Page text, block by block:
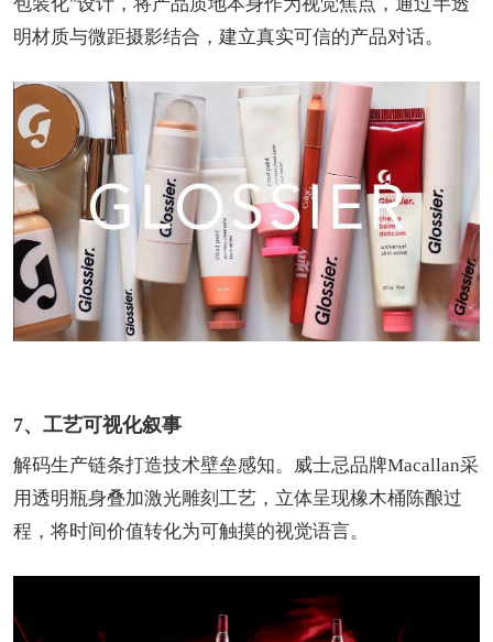
包装化"设计，将产品质地本身作为视觉焦点，通过半透
明材质与微距摄影结合，建立真实可信的产品对话。
7、工艺可视化叙事
解码生产链条打造技术壁垒感知。威士忌品牌Macallan采
用透明瓶身叠加激光雕刻工艺，立体呈现橡木桶陈酿过
程，将时间价值转化为可触摸的视觉语言。